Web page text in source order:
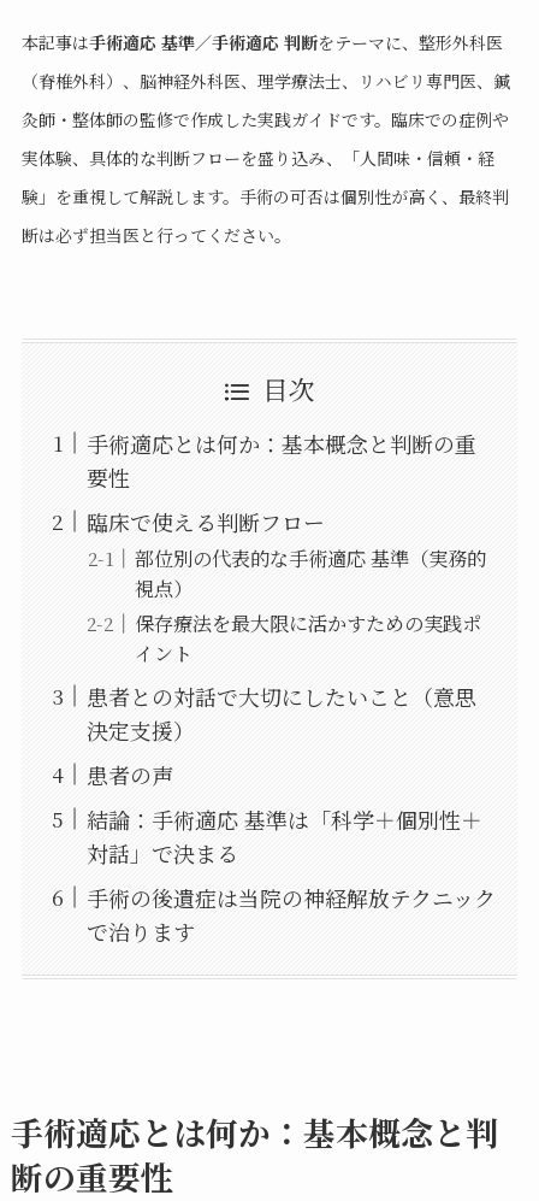
本記事は手術適応 基準／手術適応 判断をテーマに、整形外科医
（脊椎外科）、脳神経外科医、理学療法士、リハビリ専門医、鍼
灸師・整体師の監修で作成した実践ガイドです。臨床での症例や
実体験、具体的な判断フローを盛り込み、「人間味・信頼・経
験」を重視して解説します。手術の可否は個別性が高く、最終判
断は必ず担当医と行ってください。
目次
手術適応とは何か：基本概念と判断の重
要性
臨床で使える判断フロー
部位別の代表的な手術適応 基準（実務的
視点）
保存療法を最大限に活かすための実践ポ
イント
患者との対話で大切にしたいこと（意思
決定支援）
患者の声
結論：手術適応 基準は「科学＋個別性＋
対話」で決まる
手術の後遺症は当院の神経解放テクニック
で治ります
手術適応とは何か：基本概念と判
断の重要性